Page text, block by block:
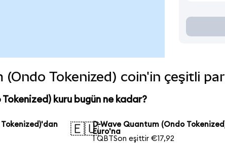
(Ondo Tokenized) coin'in çeşitli
kuru bugün ne kadar?
🇪🇺D-Wave Quantum (Ondo
Euro'na
1 QBTSon eşittir €17,92